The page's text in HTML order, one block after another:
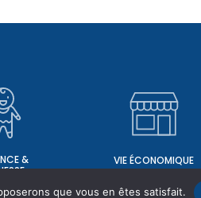
&
VIE ÉCONOMIQUE
que vous en êtes satisfait.